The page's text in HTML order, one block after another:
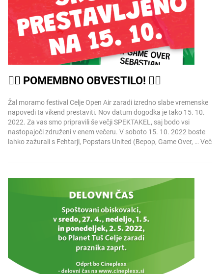
👉🏻 POMEMBNO OBVESTILO! 👈🏻
Žal moramo festival Celje Open Air zaradi izredno slabe vremenske
napovedi ta vikend prestaviti. Nov datum dogodka je tako 15. 10.
2022. Za vas smo pripravili še večji SPEKTAKEL, saj bodo vsi
nastopajoči združeni v enem večeru. V soboto 15. 10. 2022 boste
lahko zažurali s Fehtarji, Popstars United (Bepop, Game Over, … Več